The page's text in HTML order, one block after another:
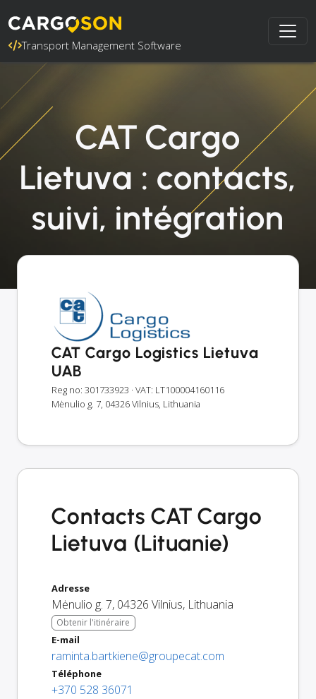
Transport Management Software
CAT Cargo
Lietuva : contacts,
suivi, intégration
CAT Cargo Logistics Lietuva
UAB
Reg no: 301733923 · VAT: LT100004160116
Mėnulio g. 7, 04326 Vilnius, Lithuania
Contacts CAT Cargo
Lietuva (Lituanie)
Adresse
Mėnulio g. 7, 04326 Vilnius, Lithuania
Obtenir l'itinéraire
E-mail
raminta.bartkiene@groupecat.com
Téléphone
+370 528 36071